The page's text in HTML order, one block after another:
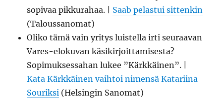
sopivaa pikkurahaa. | Saab pelastui sittenkin
(Taloussanomat)
Oliko tämä vain yritys luistella irti seuraavan
Vares-elokuvan käsikirjoittamisesta?
Sopimuksessahan lukee ”Kärkkäinen”. |
Kata Kärkkäinen vaihtoi nimensä Katariina
Souriksi (Helsingin Sanomat)